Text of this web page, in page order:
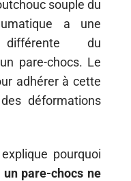
souple du
a une
du
pare-chocs. Le
adhérer à cette
déformations
pourquoi
pare-chocs ne